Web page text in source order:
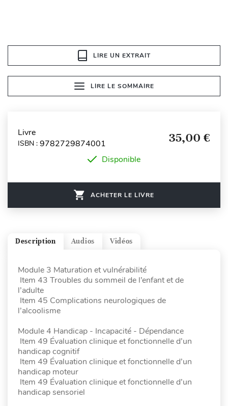
LIRE UN EXTRAIT
LIRE LE SOMMAIRE
Livre
ISBN : 9782729874001 35,00 €
Disponible
ACHETER LE LIVRE
Vidéos
Audios
Description
Module 3 Maturation et vulnérabilité
Item 43 Troubles du sommeil de l’enfant et de
l’adulte
Item 45 Complications neurologiques de
l’alcoolisme
Module 4 Handicap - Incapacité - Dépendance
Item 49 Évaluation clinique et fonctionnelle d’un
handicap cognitif
Item 49 Évaluation clinique et fonctionnelle d’un
handicap moteur
Item 49 Évaluation clinique et fonctionnelle d’un
handicap sensoriel